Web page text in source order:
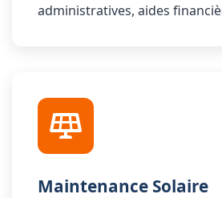
administratives, aides
Maintenance Solaire